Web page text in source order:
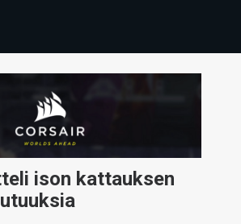
ison kattauksen